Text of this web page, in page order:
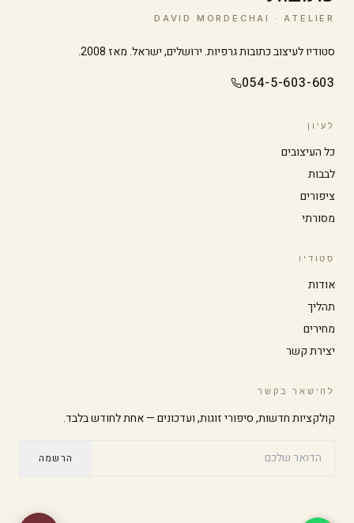
DAVID MORDECHAI · ATELIER
סטודיו לעיצוב כתובות גרפיות. ירושלים, ישראל. מאז 2008.
054-5-603-603
לעיון
כל העיצובים
לבבות
ציפורים
מסורתי
סטודיו
אודות
תהליך
מחירים
יצירת קשר
להישאר בקשר
קולקציות חדשות, סיפורי זוגות, ועדכונים — אחת לחודש בלבד.
הרשמה
עצירת אנימציות